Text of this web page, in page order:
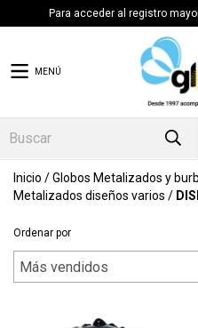
Para acceder al registro
MENÚ
Inicio /Globos Metalizados y
Metalizados diseños varios /
Ordenar por